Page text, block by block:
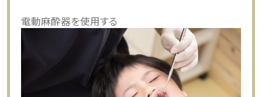
電動麻酔器を使用する